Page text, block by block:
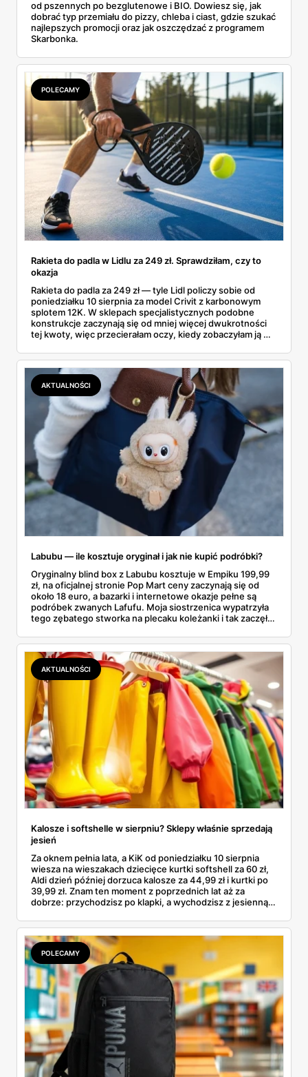
od pszennych po bezglutenowe i BIO. Dowiesz się, jak
dobrać typ przemiału do pizzy, chleba i ciast, gdzie szukać
najlepszych promocji oraz jak oszczędzać z programem
Skarbonka.
POLECAMY
Rakieta do padla w Lidlu za 249 zł. Sprawdziłam, czy to
okazja
Rakieta do padla za 249 zł — tyle Lidl policzy sobie od
poniedziałku 10 sierpnia za model Crivit z karbonowym
splotem 12K. W sklepach specjalistycznych podobne
konstrukcje zaczynają się od mniej więcej dwukrotności
tej kwoty, więc przecierałam oczy, kiedy zobaczyłam ją w
najszybciej rosnący sport w Polsce: kortów przybywa
lawinowo, a chętnych jeszcze szybciej. Sprawdziłam, co
dokładnie dostajemy za te pieniądze i komu taka rakieta
faktycznie wystarczy.
AKTUALNOŚCI
Labubu — ile kosztuje oryginał i jak nie kupić podróbki?
Oryginalny blind box z Labubu kosztuje w Empiku 199,99
zł, na oficjalnej stronie Pop Mart ceny zaczynają się od
około 18 euro, a bazarki i internetowe okazje pełne są
podróbek zwanych Lafufu. Moja siostrzenica wypatrzyła
tego zębatego stworka na plecaku koleżanki i tak zaczęło
kosztuje i po czym poznać, że sprzedawca nie wciska nam
podróbki. Spisałam wszystko, czego się dowiedziałam —
łącznie z jedną wpadką, o której za chwilę.
AKTUALNOŚCI
Kalosze i softshelle w sierpniu? Sklepy właśnie sprzedają
jesień
Za oknem pełnia lata, a KiK od poniedziałku 10 sierpnia
wiesza na wieszakach dziecięce kurtki softshell za 60 zł,
Aldi dzień później dorzuca kalosze za 44,99 zł i kurtki po
39,99 zł. Znam ten moment z poprzednich lat aż za
dobrze: przychodzisz po klapki, a wychodzisz z jesienną
pojawi się w gazetkach w przyszłym tygodniu i czy jest
sens kupować jesień, zanim skończą się wakacje.
POLECAMY